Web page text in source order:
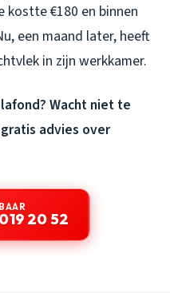
kostte €180 en binnen
een maand later, heeft
in zijn werkkamer.
Wacht niet te
advies over
20 52